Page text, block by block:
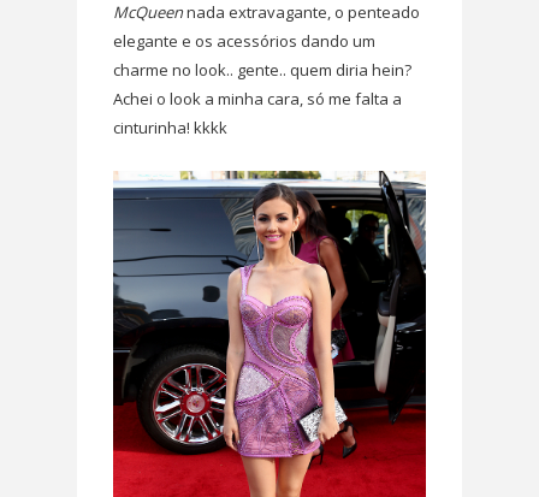
McQueennada extravagante, o penteado
elegante e os acessórios dando um
charme no look.. gente.. quem diria hein?
Achei o look a minha cara, só me falta a
cinturinha! kkkk